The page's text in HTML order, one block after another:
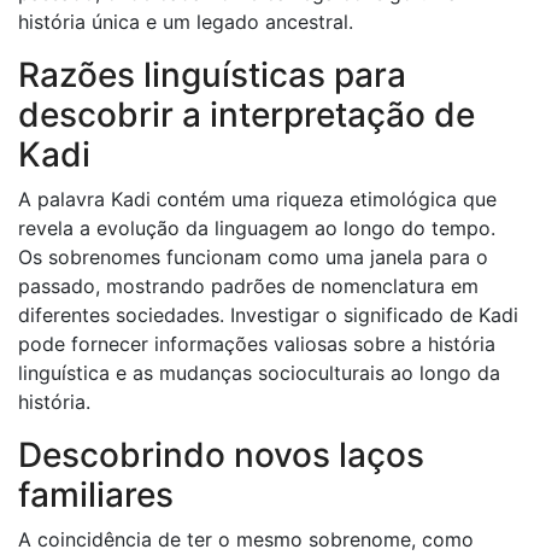
história única e um legado ancestral.
Razões linguísticas para
descobrir a interpretação de
Kadi
A palavra Kadi contém uma riqueza etimológica que
revela a evolução da linguagem ao longo do tempo.
Os sobrenomes funcionam como uma janela para o
passado, mostrando padrões de nomenclatura em
diferentes sociedades. Investigar o significado de Kadi
pode fornecer informações valiosas sobre a história
linguística e as mudanças socioculturais ao longo da
história.
Descobrindo novos laços
familiares
A coincidência de ter o mesmo sobrenome, como